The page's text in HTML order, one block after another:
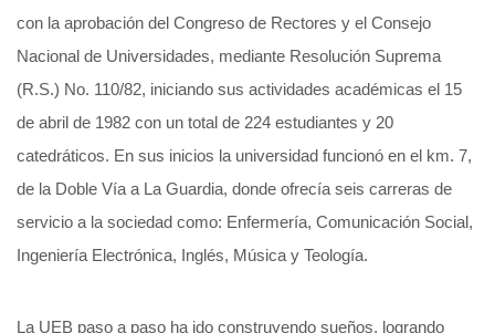
con la aprobación del Congreso de Rectores y el Consejo
Nacional de Universidades, mediante Resolución Suprema
(R.S.) No. 110/82, iniciando sus actividades académicas el 15
de abril de 1982 con un total de 224 estudiantes y 20
catedráticos. En sus inicios la universidad funcionó en el km. 7,
de la Doble Vía a La Guardia, donde ofrecía seis carreras de
servicio a la sociedad como: Enfermería, Comunicación Social,
Ingeniería Electrónica, Inglés, Música y Teología.
La UEB paso a paso ha ido construyendo sueños, logrando